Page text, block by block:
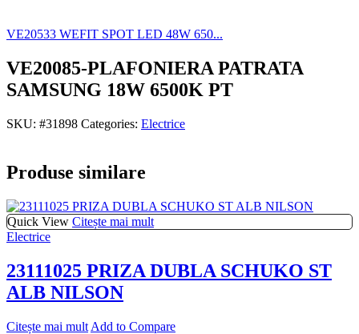
VE20533 WEFIT SPOT LED 48W 650...
VE20085-PLAFONIERA PATRATA
SAMSUNG 18W 6500K PT
SKU: #31898 Categories: Electrice
Produse similare
Quick View Citește mai mult
Electrice
23111025 PRIZA DUBLA SCHUKO ST
ALB NILSON
Citește mai mult Add to Compare